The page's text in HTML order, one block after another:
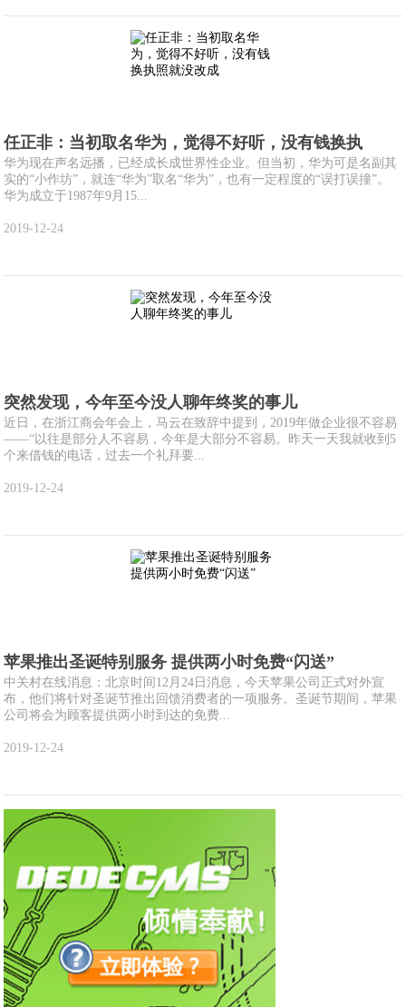
任正非：当初取名华为，觉得不好听，没有钱换执
华为现在声名远播，已经成长成世界性企业。但当初，华为可是名副其
实的“小作坊”，就连“华为”取名“华为”，也有一定程度的“误打误撞”。
华为成立于1987年9月15...
2019-12-24
突然发现，今年至今没人聊年终奖的事儿
近日，在浙江商会年会上，马云在致辞中提到，2019年做企业很不容易
——“以往是部分人不容易，今年是大部分不容易。昨天一天我就收到5
个来借钱的电话，过去一个礼拜要...
2019-12-24
苹果推出圣诞特别服务 提供两小时免费“闪送”
中关村在线消息：北京时间12月24日消息，今天苹果公司正式对外宣
布，他们将针对圣诞节推出回馈消费者的一项服务。圣诞节期间，苹果
公司将会为顾客提供两小时到达的免费...
2019-12-24